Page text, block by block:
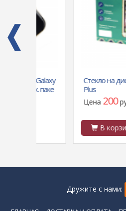
Стекло на дисплей
Plus
руб.
В корзину
Дружите с нами: